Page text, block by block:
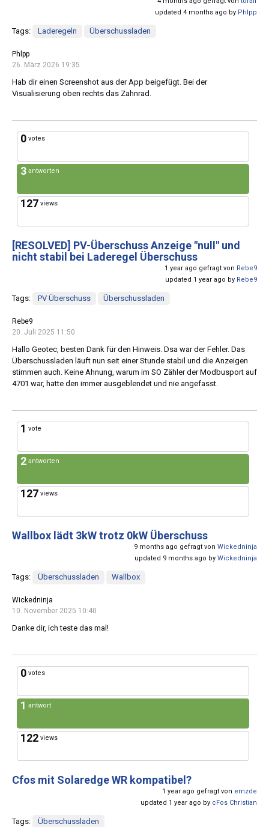
updated 4 months ago by Phlpp
Tags: Laderegeln Überschussladen
Phlpp
26. März 2026 19:35
Hab dir einen Screenshot aus der App beigefügt. Bei der
Visualisierung oben rechts das Zahnrad.
0 votes
3 antworten
127 views
[RESOLVED] PV-Überschuss Anzeige "null" und
nicht stabil bei Laderegel Überschuss
1 year ago gefragt von Rebe9
updated 1 year ago by Rebe9
Tags: PV Überschuss Überschussladen
Rebe9
20. Juli 2025 11:50
Hallo Geotec, besten Dank für den Hinweis. Dsa war der Fehler. Das
Überschussladen läuft nun seit einer Stunde stabil und die Anzeigen
stimmen auch. Keine Ahnung, warum im SO Zähler der Modbusport auf
4701 war, hatte den immer ausgeblendet und nie angefasst.
1 vote
2 antworten
127 views
Wallbox lädt 3kW trotz 0kW Überschuss
9 months ago gefragt von Wickedninja
updated 9 months ago by Wickedninja
Tags: Überschussladen Wallbox
Wickedninja
10. November 2025 10:40
Danke dir, ich teste das mal!
0 votes
1 antwort
122 views
Cfos mit Solaredge WR kompatibel?
1 year ago gefragt von emzde
updated 1 year ago by cFos Christian
Tags: Überschussladen